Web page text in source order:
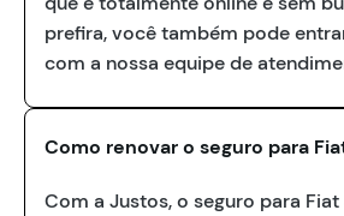
prefira, você também pode
com a nossa equipe de
Como renovar o seguro para
Com a Justos, o seguro para Fiat